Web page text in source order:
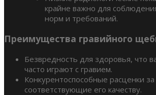
крайне важно для
норм и требований.
Преимущества гравийного
Безвредность для здоровья, что
часто играют с гравием.
Конкурентоспособные расценки
соответствующие его качеству.